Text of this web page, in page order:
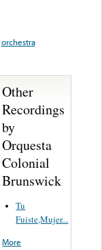
orchestra
Other
Recordings
by
Orquesta
Colonial
Brunswick
Tu
Fuiste,Mujer...
More